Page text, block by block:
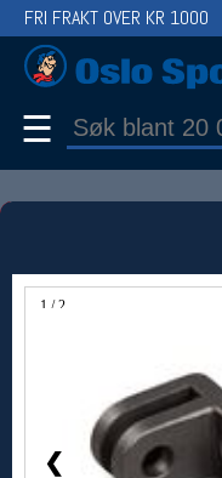
1 / 2
❮
FRI FRAKT OVER KR 1000
☰
Bruk